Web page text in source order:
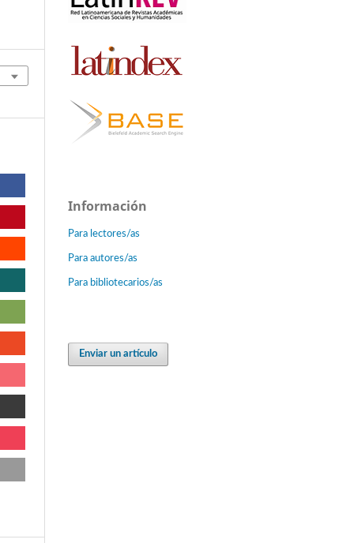
Información
Para lectores/as
Para autores/as
Para bibliotecarios/as
Enviar un artículo